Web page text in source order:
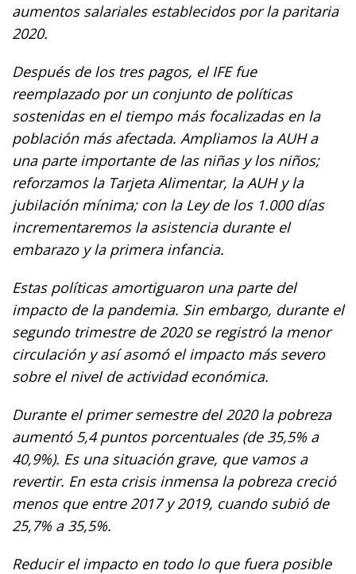
aumentos salariales establecidos por la paritaria
2020.
Después de los tres pagos, el IFE fue
reemplazado por un conjunto de políticas
sostenidas en el tiempo más focalizadas en la
población más afectada. Ampliamos la AUH a
una parte importante de las niñas y los niños;
reforzamos la Tarjeta Alimentar, la AUH y la
jubilación mínima; con la Ley de los 1.000 días
incrementaremos la asistencia durante el
embarazo y la primera infancia.
Estas políticas amortiguaron una parte del
impacto de la pandemia. Sin embargo, durante el
segundo trimestre de 2020 se registró la menor
circulación y así asomó el impacto más severo
sobre el nivel de actividad económica.
Durante el primer semestre del 2020 la pobreza
aumentó 5,4 puntos porcentuales (de 35,5% a
40,9%). Es una situación grave, que vamos a
revertir. En esta crisis inmensa la pobreza creció
menos que entre 2017 y 2019, cuando subió de
25,7% a 35,5%.
Reducir el impacto en todo lo que fuera posible